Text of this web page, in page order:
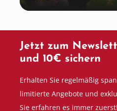
Jetzt zum
und 10€ sichern
Erhalten Sie regelmäßig
limitierte Angebote und
Sie erfahren es immer